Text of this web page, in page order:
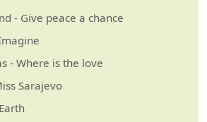
- Give peace a chance
- Where is the love
Sarajevo